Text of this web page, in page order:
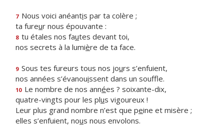
7 Nous voici anéantis par ta colère ;
ta fureur nous épouvante :
8 tu étales nos fautes devant toi,
nos secrets à la lumière de ta face.
9 Sous tes fureurs tous nos jours s’enfuient,
nos années s’évanouissent dans un souffle.
10 Le nombre de nos années ? soixante-dix,
quatre-vingts pour les plus vigoureux !
Leur plus grand nombre n’est que peine et misère ;
elles s’enfuient, nous nous envolons.